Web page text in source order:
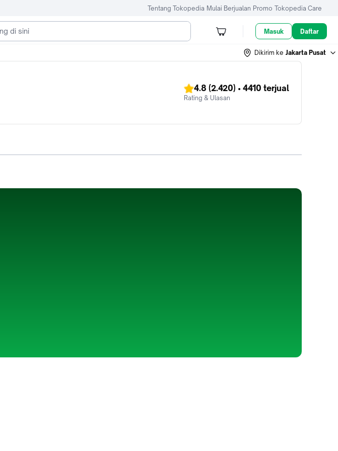
Tentang Tokopedia Mulai Berjualan Promo Tokopedia Care
Masuk Daftar
Dikirim ke Jakarta Pusat
4.8 (2.420) • 4410 terjual
Rating & Ulasan